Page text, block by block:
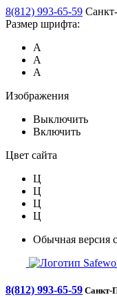
8(812) 993-65-59
Размер шрифта:
А
А
А
Изображения
Выключить
Включить
Цвет сайта
Ц
Ц
Ц
Ц
Обычная версия
8(812) 993-65-59 Санкт-